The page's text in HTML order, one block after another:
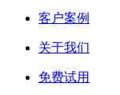
客户案例
关于我们
免费试用